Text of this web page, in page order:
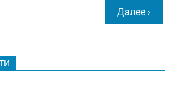
Далее ›